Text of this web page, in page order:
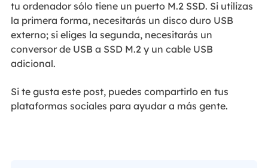
tu ordenador sólo tiene un puerto M.2 SSD. Si utilizas
la primera forma, necesitarás un disco duro USB
externo; si eliges la segunda, necesitarás un
conversor de USB a SSD M.2 y un cable USB
adicional.
Si te gusta este post, puedes compartirlo en tus
plataformas sociales para ayudar a más gente.